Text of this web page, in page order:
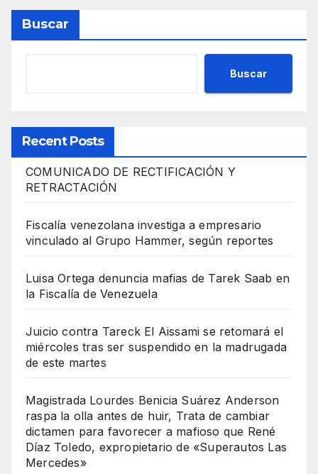
Buscar
Buscar
Recent Posts
COMUNICADO DE RECTIFICACIÓN Y
RETRACTACIÓN
Fiscalía venezolana investiga a empresario
vinculado al Grupo Hammer, según reportes
Luisa Ortega denuncia mafias de Tarek Saab en
la Fiscalía de Venezuela
Juicio contra Tareck El Aissami se retomará el
miércoles tras ser suspendido en la madrugada
de este martes
Magistrada Lourdes Benicia Suárez Anderson
raspa la olla antes de huir, Trata de cambiar
dictamen para favorecer a mafioso que René
Díaz Toledo, expropietario de «Superautos Las
Mercedes»